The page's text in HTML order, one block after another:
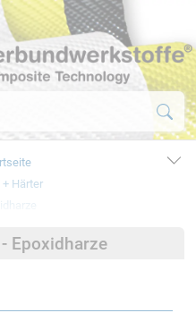
+ Härter
Epoxidharze